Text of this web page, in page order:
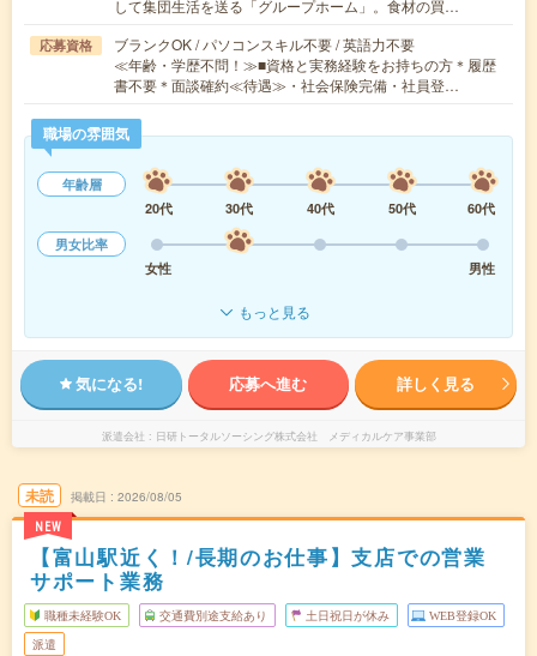
して集団生活を送る「グループホーム」。食材の買…
応募資格
ブランクOK / パソコンスキル不要 / 英語力不要
≪年齢・学歴不問！≫■資格と実務経験をお持ちの方＊履歴
書不要＊面談確約≪待遇≫・社会保険完備・社員登…
職場の雰囲気
年齢層
20代
30代 40代 50代
60代
男女比率
女性
男性
もっと見る
気になる! 応募へ進む 詳しく見る
派遣会社 日研トータルソーシング株式会社 メディカルケア事業部
未読
NEW
掲載日 2026/08/05
【富山駅近く！/長期のお仕事】支店での営業
サポート業務
職種未経験OK 交通費別途支給あり 土日祝日が休み WEB登録OK
派遣